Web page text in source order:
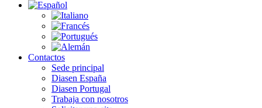
Contactos
Sede principal
Diasen España
Diasen Portugal
Trabaja con nosotros